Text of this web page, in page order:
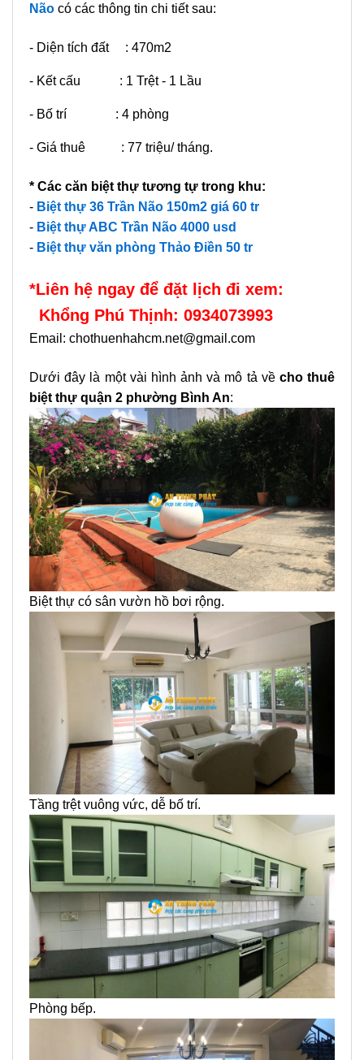
Não có các thông tin chi tiết sau:
- Diện tích đất : 470m2
- Kết cấu : 1 Trệt - 1 Lầu
- Bố trí : 4 phòng
- Giá thuê : 77 triệu/ tháng.
* Các căn biệt thự tương tự trong khu:
- Biệt thự 36 Trần Não 150m2 giá 60 tr
- Biệt thự ABC Trần Não 4000 usd
- Biệt thự văn phòng Thảo Điền 50 tr
*Liên hệ ngay để đặt lịch đi xem:
Khổng Phú Thịnh: 0934073993
Email: chothuenhahcm.net@gmail.com
Dưới đây là một vài hình ảnh và mô tả về cho thuê
biệt thự quận 2 phường Bình An:
Biệt thự có sân vườn hồ bơi rộng.
Tầng trệt vuông vức, dễ bố trí.
Phòng bếp.